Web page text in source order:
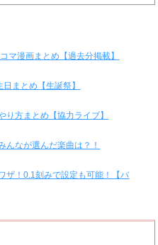
マ漫画まとめ【過去分掲載】
まとめ【生誕祭】
り方まとめ【協力ライブ】
んなが選んだ楽曲は？！
ザ！0.1刻みで設定も可能！【バ